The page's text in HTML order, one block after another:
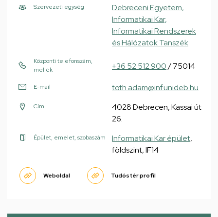
Szervezeti egység
Debreceni Egyetem,
Informatikai Kar,
Informatikai Rendszerek
és Hálózatok Tanszék
Központi telefonszám,
mellék
+36 52 512 900/ 75014
E-mail toth.adam@inf.unideb.hu
Cím
4028 Debrecen, Kassai út
26.
Épület, emelet, szobaszám Informatikai Kar épület,
földszint, IF14
Weboldal Tudóstér profil